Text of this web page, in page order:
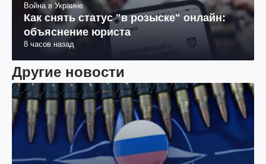
Война в Украине
Как снять статус "в розыске" онлайн:
объяснение юриста
8 часов назад
Другие новости